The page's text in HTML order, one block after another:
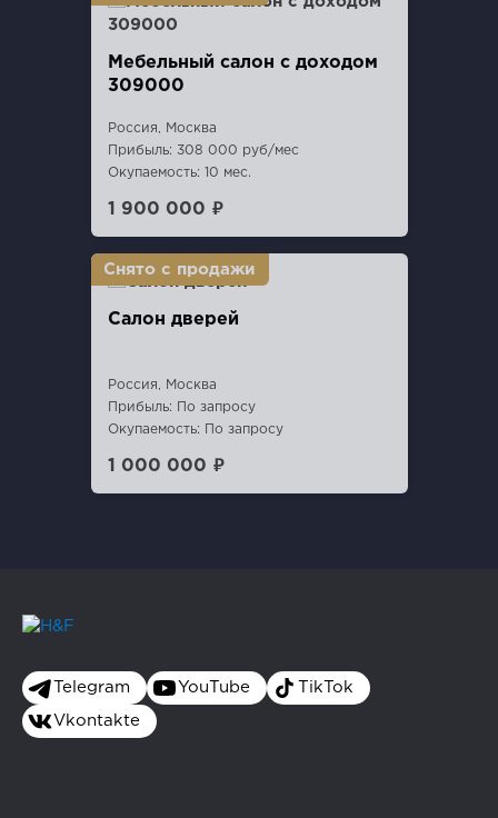
Мебельный салон с доходом
309000
Россия, Москва
Прибыль: 308 000 руб/мес
Окупаемость: 10 мес.
1 900 000 ₽
Салон дверей
Россия, Москва
Прибыль: По запросу
Окупаемость: По запросу
1 000 000 ₽
Telegram YouTube TikTok
Vkontakte